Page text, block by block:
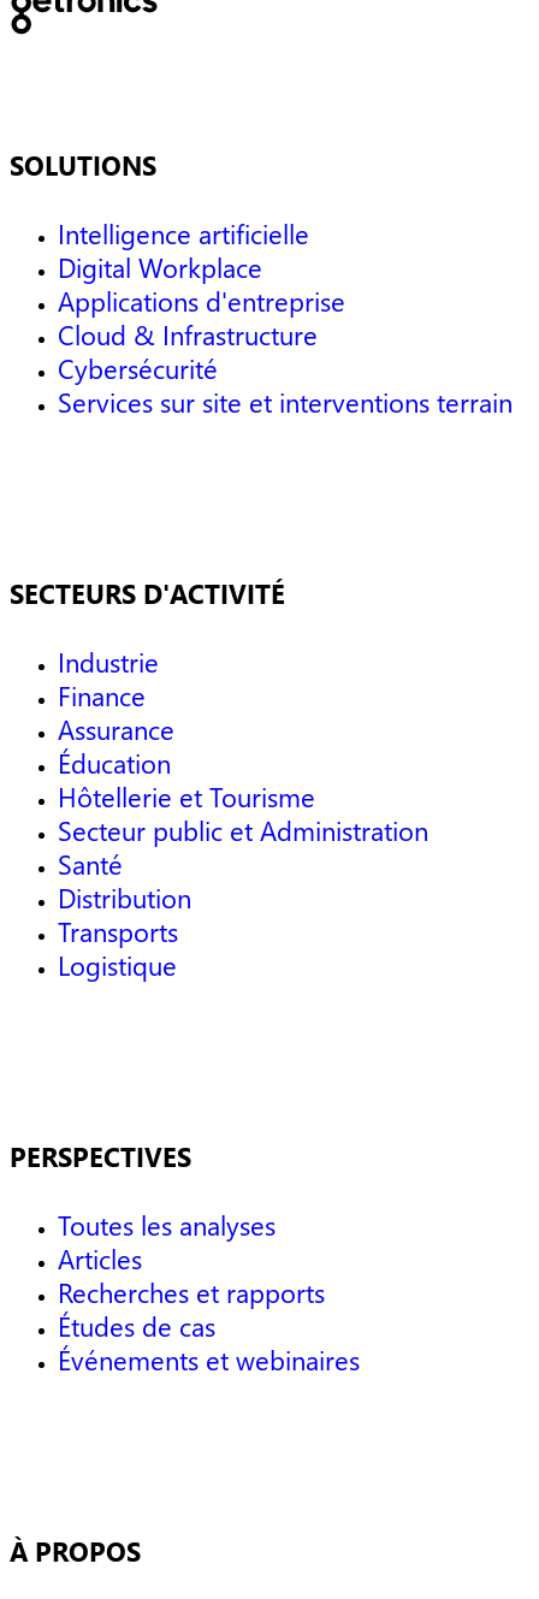
SOLUTIONS
Intelligence artificielle
Digital Workplace
Applications d'entreprise
Cloud & Infrastructure
Cybersécurité
Services sur site et interventions terrain
SECTEURS D'ACTIVITÉ
Industrie
Finance
Assurance
Éducation
Hôtellerie et Tourisme
Secteur public et Administration
Santé
Distribution
Transports
Logistique
PERSPECTIVES
Toutes les analyses
Articles
Recherches et rapports
Études de cas
Événements et webinaires
À PROPOS